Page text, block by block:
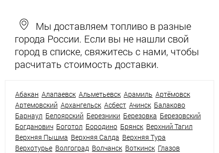
Мы доставляем топливо в разные
города России. Если вы не нашли свой
город в списке, свяжитесь с нами, чтобы
расчитать стоимость доставки.
Абакан Алапаевск Альметьевск Арамиль Артёмовск
Артемовский Архангельск Асбест Ачинск Балаково
Барнаул Белоярский Березники Березовка Березовский
Богданович Боготол Бородино Брянск Верхний Тагил
Верхняя Пышма Верхняя Салда Верхняя Тура
Верхотурье Волгоград Волчанск Воткинск Глазов